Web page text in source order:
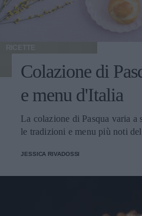
RICETTE
Colazione di
e menu d'Italia
La colazione di Pasqua varia a
le tradizioni e menu più noti
JESSICA RIVADOSSI